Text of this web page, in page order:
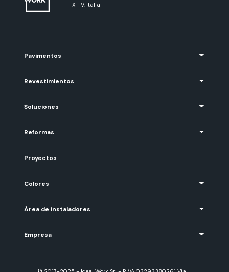
X TV, Italia
Pavimentos
Revestimientos
Soluciones
Reformas
Proyectos
Colores
Área de instaladores
Empresa